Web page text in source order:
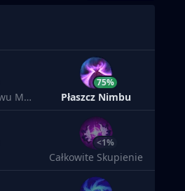
Opaska Przepływu Many
75%
Płaszcz Nimbu
<1%
Całkowite Skupienie